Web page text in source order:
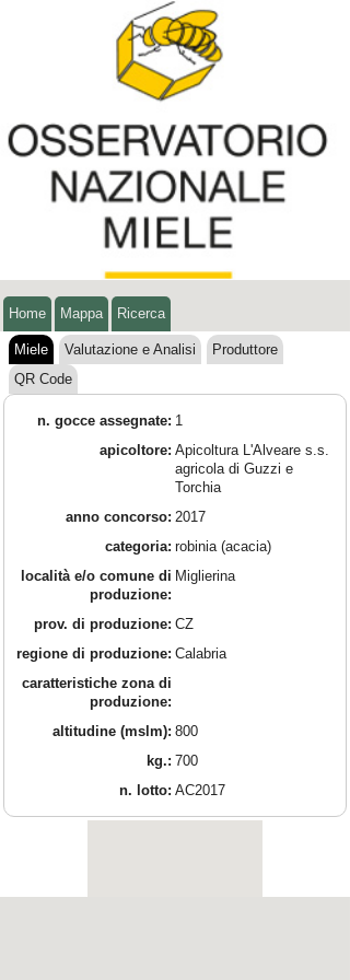
Home Mappa Ricerca
Miele Valutazione e Analisi
Produttore
QR Code
n. gocce assegnate: 1
apicoltore: Apicoltura L'Alveare s.s.
agricola di Guzzi e
Torchia
anno concorso: 2017
categoria: robinia (acacia)
località e/o comune di
produzione:
Miglierina
prov. di produzione: CZ
regione di produzione: Calabria
caratteristiche zona di
produzione:
altitudine (mslm): 800
kg.: 700
n. lotto: AC2017